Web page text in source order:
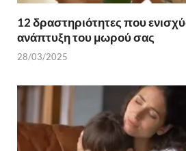
12 δραστηριότητες που
ανάπτυξη του μωρού σας
28/03/2025